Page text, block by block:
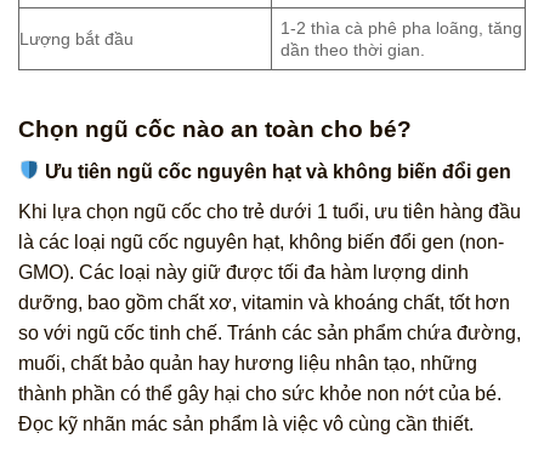
Lượng bắt đầu
1-2 thìa cà phê pha loãng, tăng
dần theo thời gian.
Chọn ngũ cốc nào an toàn cho bé?
Ưu tiên ngũ cốc nguyên hạt và không biến đổi gen
Khi lựa chọn ngũ cốc cho trẻ dưới 1 tuổi, ưu tiên hàng đầu
là các loại ngũ cốc nguyên hạt, không biến đổi gen (non-
GMO). Các loại này giữ được tối đa hàm lượng dinh
dưỡng, bao gồm chất xơ, vitamin và khoáng chất, tốt hơn
so với ngũ cốc tinh chế. Tránh các sản phẩm chứa đường,
muối, chất bảo quản hay hương liệu nhân tạo, những
thành phần có thể gây hại cho sức khỏe non nớt của bé.
Đọc kỹ nhãn mác sản phẩm là việc vô cùng cần thiết.